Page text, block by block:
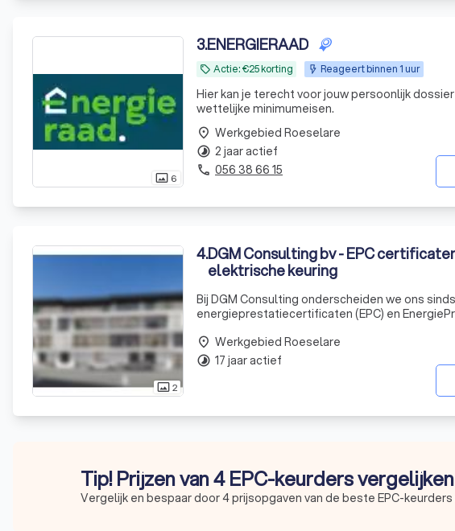
photo_size_select_actual 6
3.ENERGIERAAD
local_offer Actie: €25 korting Reageert binnen 1 uur
Hier kan je terecht voor jouw persoonlijk
wettelijke minimumeisen.
place Werkgebied Roeselare
timelapse 2 jaar actief
phone 056 38 66 15
photo_size_select_actual2
4.DGM Consulting bv - EPC
elektrische keuring
Bij DGM Consulting onderscheiden we ons
energieprestatiecertificaten (EPC) en
renovatie
place Werkgebied Roeselare
timelapse 17 jaar actief
Tip! Prijzen van 4 EPC-keurders vergelijken
Vergelijk en bespaar door 4 prijsopgaven van de beste EPC-keurders